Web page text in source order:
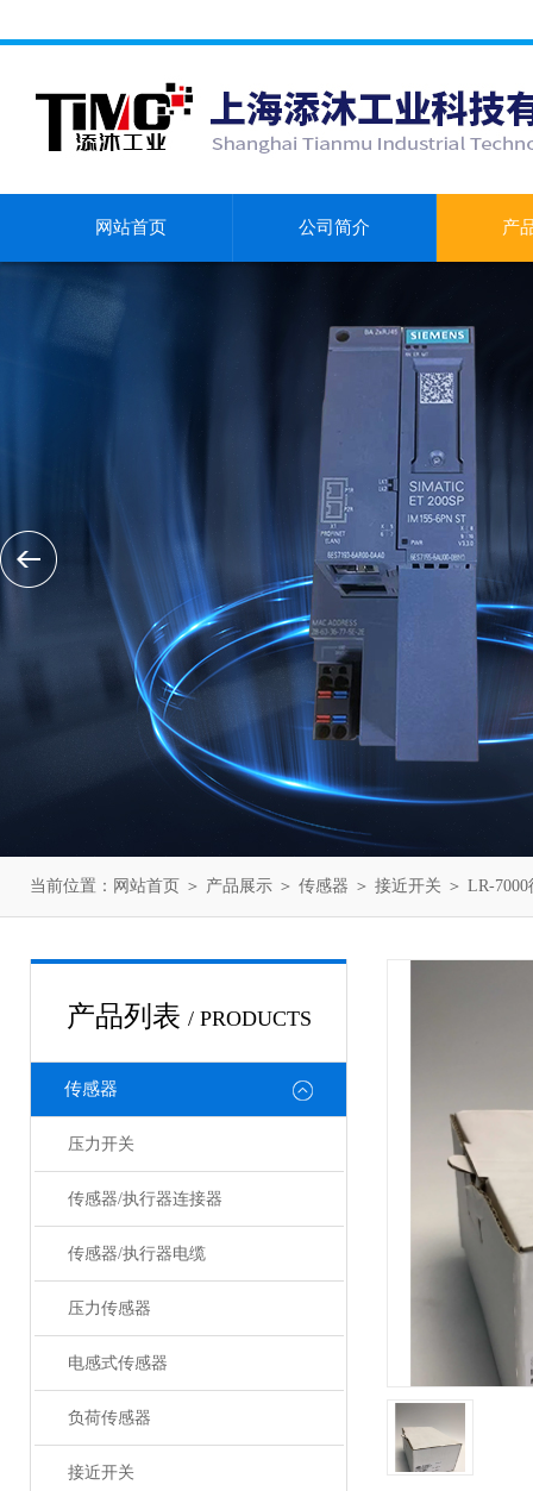
网站首页 公司简介 产
当前位置： 网站首页 ＞ 产品展示 ＞ 传感器 ＞ 接近开关 ＞ LR-
产品列表 / PRODUCTS
传感器
压力开关
传感器/执行器连接器
传感器/执行器电缆
压力传感器
电感式传感器
负荷传感器
接近开关